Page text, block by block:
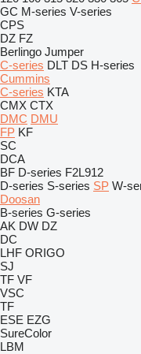
GC M-series V-series
CPS
DZ FZ
Berlingo Jumper
C-series DLT DS H-series
Cummins
C-series KTA
CMX CTX
DMC DMU
FP KF
SC
DCA
BF D-series F2L912
D-series S-series SP W-
Doosan
B-series G-series
AK DW DZ
DC
LHF ORIGO
SJ
TF VF
VSC
TF
ESE EZG
SureColor
LBM